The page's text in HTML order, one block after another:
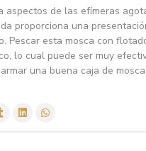
aspectos de las efímeras
proporciona una
Pescar esta mosca con
lo cual puede ser muy
una buena caja de